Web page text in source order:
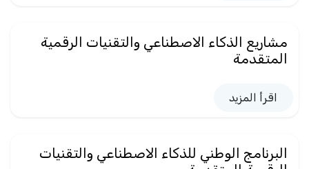
مشاريع الذكاء الاصطناعي والتقنيات الرقمية
المتقدمة
اقرأ المزيد
البرنامج الوطني للذكاء الاصطناعي والتقنيات